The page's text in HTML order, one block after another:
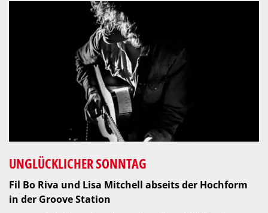
UNGLÜCKLICHER SONNTAG
Fil Bo Riva und Lisa Mitchell abseits der Hochform
in der Groove Station